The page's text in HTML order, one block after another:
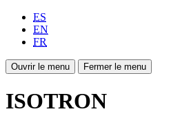
ES
EN
FR
Ouvrir le menu Fermer le menu
ISOTRON